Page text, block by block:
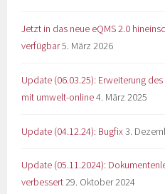
Jetzt in das neue eQMS 2.0
verfügbar5. März 2026
Update (06.03.25): Erweiterung
mit umwelt-online4. März 2025
Update (04.12.24): Bugfix 3.
Update (05.11.2024):
verbessert29. Oktober 2024